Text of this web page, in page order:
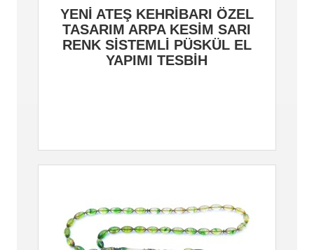
YENİ ATEŞ KEHRİBARI ÖZEL
TASARIM ARPA KESİM SARI
RENK SİSTEMLİ PÜSKÜL EL
YAPIMI TESBİH